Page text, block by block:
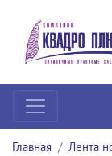
Главная
Лента